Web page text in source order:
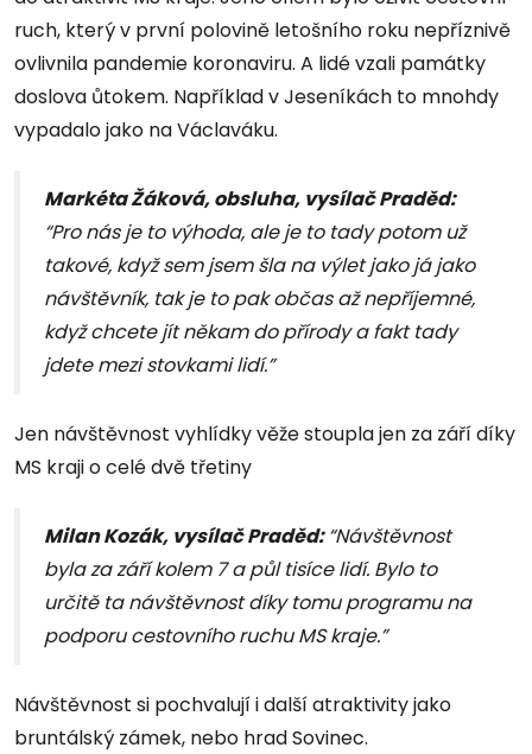
ruch, který v první polovině letošního roku nepříznivě
ovlivnila pandemie koronaviru. A lidé vzali památky
doslova ůtokem. Například v Jeseníkách to mnohdy
vypadalo jako na Václaváku.
Markéta Žáková, obsluha, vysílač Praděd:
“Pro nás je to výhoda, ale je to tady potom už
takové, když sem jsem šla na výlet jako já jako
návštěvník, tak je to pak občas až nepříjemné,
když chcete jít někam do přírody a fakt tady
jdete mezi stovkami lidí.”
Jen návštěvnost vyhlídky věže stoupla jen za září díky
MS kraji o celé dvě třetiny
Milan Kozák, vysílač Praděd:“Návštěvnost
byla za září kolem 7 a půl tisíce lidí. Bylo to
určitě ta návštěvnost díky tomu programu na
podporu cestovního ruchu MS kraje.”
Návštěvnost si pochvalují i další atraktivity jako
bruntálský zámek, nebo hrad Sovinec.